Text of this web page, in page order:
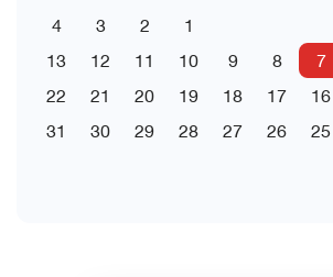
1
2
3
4
7
8
9
10
11
12
13
16
17
18
19
20
21
22
25
26
27
28
29
30
31